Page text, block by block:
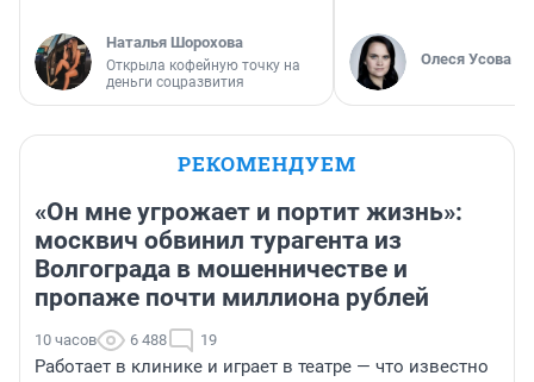
Наталья Шорохова
Открыла кофейную точку на
деньги соцразвития
Олеся Усова
РЕКОМЕНДУЕМ
«Он мне угрожает и портит жизнь»:
москвич обвинил турагента из
Волгограда в мошенничестве и
пропаже почти миллиона рублей
10 часов 6 488 19
Работает в клинике и играет в театре — что известно